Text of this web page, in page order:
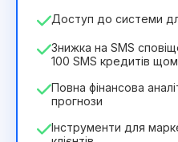
349₴ 244₴ /місяць
Доступ до системи
Знижка на SMS
100 SMS кредитів
Повна фінансова
прогнози
Інструменти для